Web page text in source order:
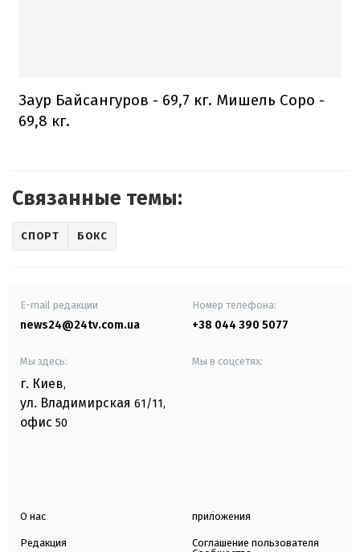
Заур Байсангуров - 69,7 кг. Мишель Соро -
69,8 кг.
Связанные темы:
СПОРТ БОКС
E-mail редакции
news24@24tv.com.ua
Номер телефона:
+38 044 390 5077
Мы здесь:
г. Киев,
ул. Владимирская 61/11,
офис 50
Мы в соцсетях:
О нас
Редакция
приложения
Соглашение пользователя